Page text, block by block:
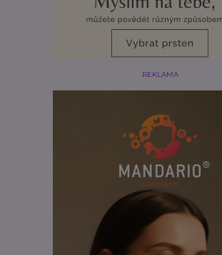
REKLAMA